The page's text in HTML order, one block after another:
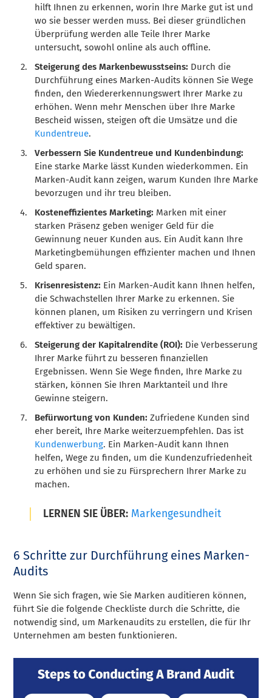
hilft Ihnen zu erkennen, worin Ihre Marke gut ist und
wo sie besser werden muss. Bei dieser gründlichen
Überprüfung werden alle Teile Ihrer Marke
untersucht, sowohl online als auch offline.
Steigerung des Markenbewusstseins: Durch die
Durchführung eines Marken-Audits können Sie Wege
finden, den Wiedererkennungswert Ihrer Marke zu
erhöhen. Wenn mehr Menschen über Ihre Marke
Bescheid wissen, steigen oft die Umsätze und die
Kundentreue.
Verbessern Sie Kundentreue und Kundenbindung:
Eine starke Marke lässt Kunden wiederkommen. Ein
Marken-Audit kann zeigen, warum Kunden Ihre Marke
bevorzugen und ihr treu bleiben.
Kosteneffizientes Marketing: Marken mit einer
starken Präsenz geben weniger Geld für die
Gewinnung neuer Kunden aus. Ein Audit kann Ihre
Marketingbemühungen effizienter machen und Ihnen
Geld sparen.
Krisenresistenz: Ein Marken-Audit kann Ihnen helfen,
die Schwachstellen Ihrer Marke zu erkennen. Sie
können planen, um Risiken zu verringern und Krisen
effektiver zu bewältigen.
Steigerung der Kapitalrendite (ROI): Die Verbesserung
Ihrer Marke führt zu besseren finanziellen
Ergebnissen. Wenn Sie Wege finden, Ihre Marke zu
stärken, können Sie Ihren Marktanteil und Ihre
Gewinne steigern.
Befürwortung von Kunden: Zufriedene Kunden sind
eher bereit, Ihre Marke weiterzuempfehlen. Das ist
Kundenwerbung. Ein Marken-Audit kann Ihnen
helfen, Wege zu finden, um die Kundenzufriedenheit
zu erhöhen und sie zu Fürsprechern Ihrer Marke zu
machen.
LERNEN SIE ÜBER: Markengesundheit
6 Schritte zur Durchführung eines Marken-
Audits
Wenn Sie sich fragen, wie Sie Marken auditieren können,
führt Sie die folgende Checkliste durch die Schritte, die
notwendig sind, um Markenaudits zu erstellen, die für Ihr
Unternehmen am besten funktionieren.